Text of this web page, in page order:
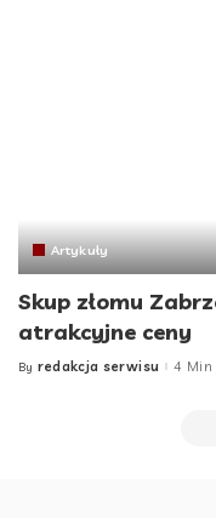
Artykuły
Skup złomu
atrakcyjne ceny
Posted
By redakcja serwisu 4 Min